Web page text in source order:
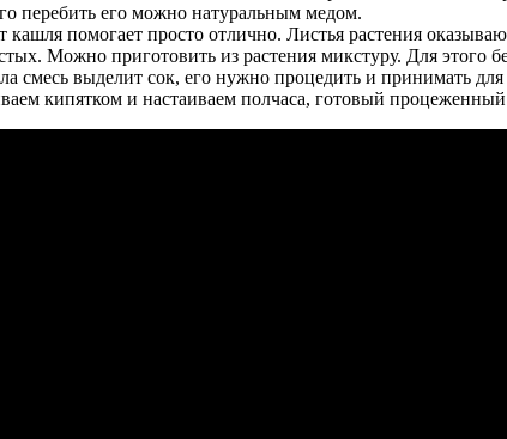
перебить его можно натуральным медом.
помогает просто отлично. Листья растения
Можно приготовить из растения микстуру. Для этого
смесь выделит сок, его нужно процедить и принимать
кипятком и настаиваем полчаса, готовый